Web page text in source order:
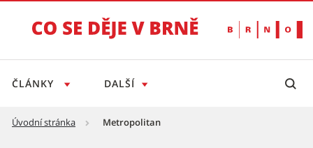
ČLÁNKY DALŠÍ
Úvodní stránka Metropolitan